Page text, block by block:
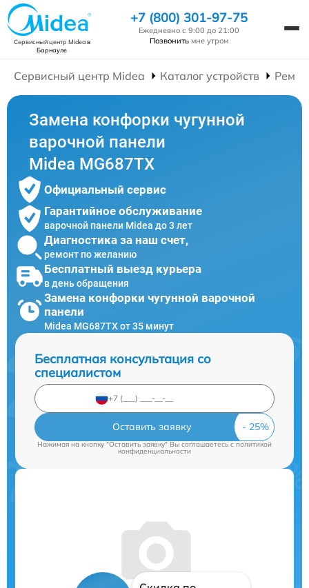
Сервисный центр Mideaв
Барнауле
+7 (800) 301-97-75
Ежедневно с 9:00 до 21:00
Позвонить мне утром
Сервисный центр Midea Каталог устройств
Замена конфорки чугунной
варочной панели
Midea MG687TX
Официальный сервис
Гарантийное обслуживание
варочной панели Midea до 3 лет
Диагностика за наш счет,
ремонт по желанию
Бесплатный выезд курьера
в день обращения
Замена конфорки чугунной варочной
панели
Midea MG687TX от 35 минут
Бесплатная консультация со
специалистом
Оставить заявку
Нажимая на кнопку "Оставить заявку" Вы соглашаетесь cполитикой
конфиденциальности